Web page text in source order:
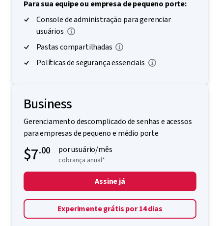
Para sua equipe ou empresa de pequeno porte:
Console de administração para gerenciar
usuários
Pastas compartilhadas
Políticas de segurança essenciais
Business
Gerenciamento descomplicado de senhas e acessos
para empresas de pequeno e médio porte
$7.00 por usuário/mês
cobrança anual*
Assine já
Experimente grátis por 14 dias